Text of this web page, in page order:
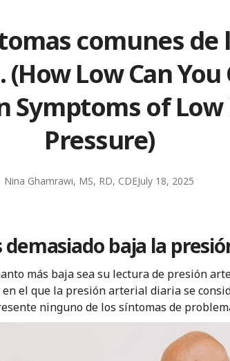
comunes de
Low Can You
Symptoms of Low
Pressure)
Nina Ghamrawi, MS, RD, CDEJuly 18, 2025
demasiado baja la
más baja sea su lectura de presión
el que la presión arterial diaria se
ninguno de los síntomas de